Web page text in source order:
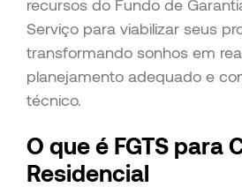
recursos do Fundo de
Serviço para viabilizar seus
transformando sonhos em
planejamento adequado e
técnico.
O que é FGTS para
Residencial